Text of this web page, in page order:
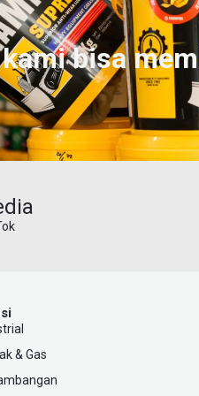
bisa
& Gas